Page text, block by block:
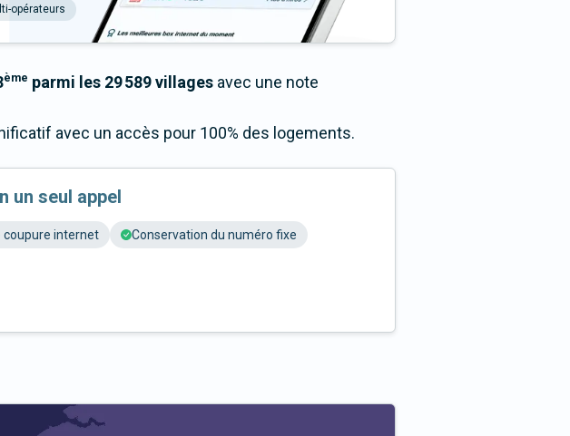
opérateurs
ème parmi les 29 589 villages avec une note
avec un accès pour 100% des logements.
un seul appel
coupure internet Conservation du numéro fixe